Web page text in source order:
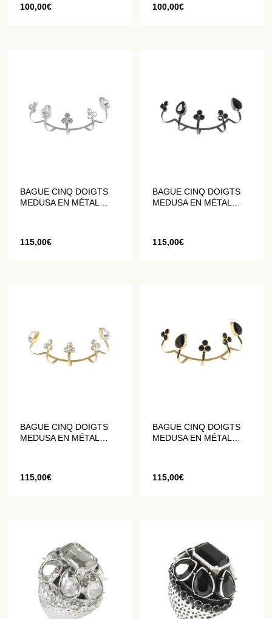
100,00€
100,00€
BAGUE CINQ DOIGTS
MEDUSA EN MÉTAL
115,00€
BAGUE CINQ DOIGTS
MEDUSA EN MÉTAL
115,00€
BAGUE CINQ DOIGTS
MEDUSA EN MÉTAL
115,00€
BAGUE CINQ DOIGTS
MEDUSA EN MÉTAL
115,00€